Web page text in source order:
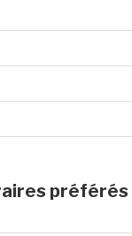
préférés